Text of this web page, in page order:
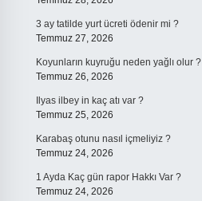
3 ay tatilde yurt ücreti ödenir mi ?
Temmuz 27, 2026
Koyunların kuyruğu neden yağlı olur ?
Temmuz 26, 2026
Ilyas ilbey in kaç atı var ?
Temmuz 25, 2026
Karabaş otunu nasıl içmeliyiz ?
Temmuz 24, 2026
1 Ayda Kaç gün rapor Hakkı Var ?
Temmuz 24, 2026